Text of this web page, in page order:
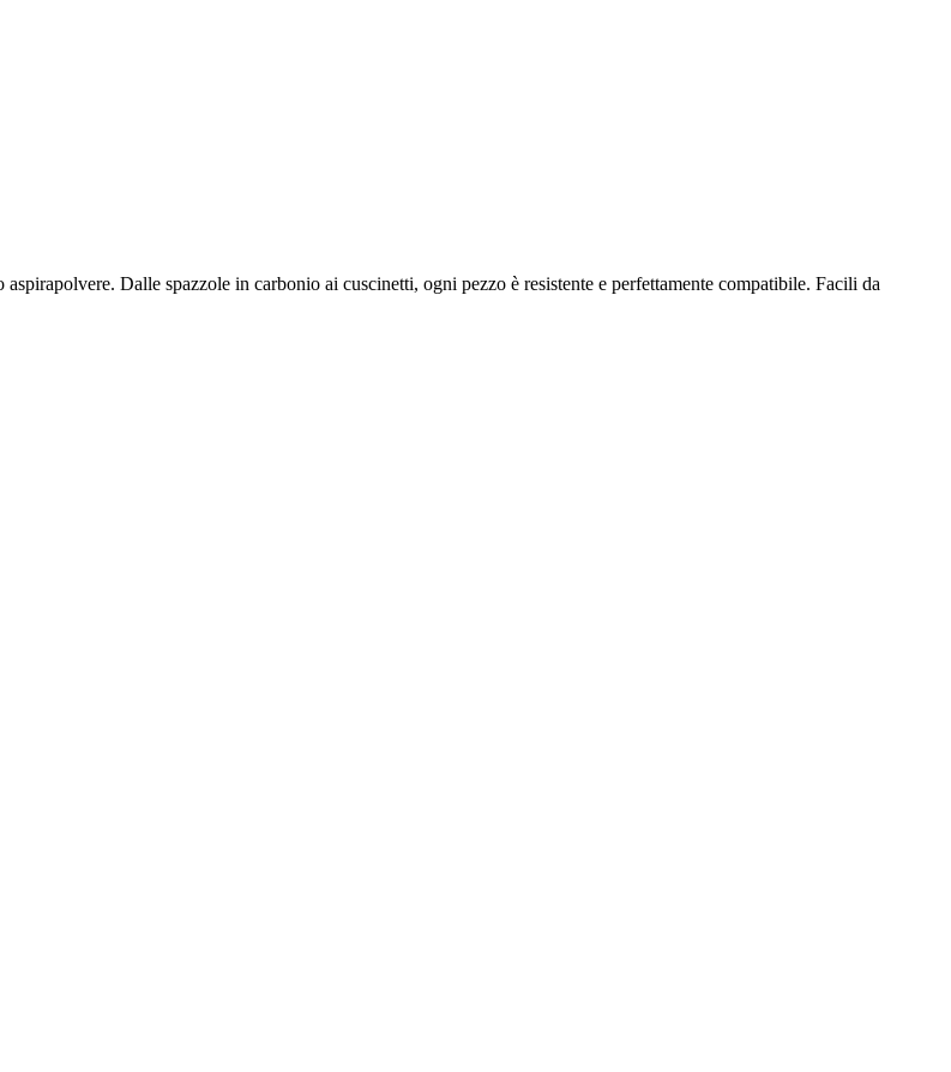
Dalle spazzole in carbonio ai cuscinetti, ogni pezzo è resistente e perfettamente compatibile. Facili da